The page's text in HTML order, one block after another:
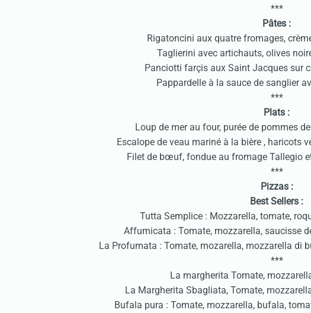
***
Pâtes :
Rigatoncini aux quatre fromages,
Taglierini avec artichauts, olives
Panciotti farçis aux Saint Jacques sur
Pappardelle à la sauce de sanglier
***
Plats :
Loup de mer au four, purée de pommes
Escalope de veau mariné à la bière , haricots
Filet de bœuf, fondue au fromage Tallegio
***
Pizzas :
Best Sellers :
Tutta Semplice : Mozzarella, tomate,
Affumicata : Tomate, mozzarella, saucisse
La Profumata : Tomate, mozarella, mozzarella di
***
La margherita Tomate,
La Margherita Sbagliata, Tomate,
Bufala pura : Tomate, mozzarella, bufala,